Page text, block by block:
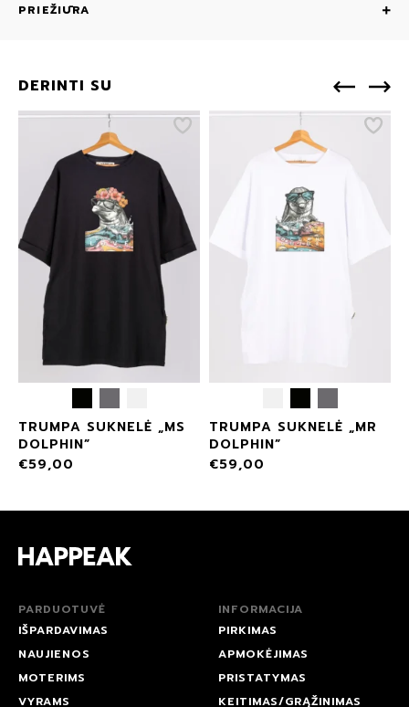
PRIEŽIŪRA
DERINTI SU
TRUMPA SUKNELĖ „MS
DOLPHIN”
€59,00
TRUMPA SUKNELĖ „MR
DOLPHIN”
€59,00
PARDUOTUVĖ
IŠPARDAVIMAS
NAUJIENOS
MOTERIMS
VYRAMS
INFORMACIJA
PIRKIMAS
APMOKĖJIMAS
PRISTATYMAS
KEITIMAS/GRĄŽINIMAS